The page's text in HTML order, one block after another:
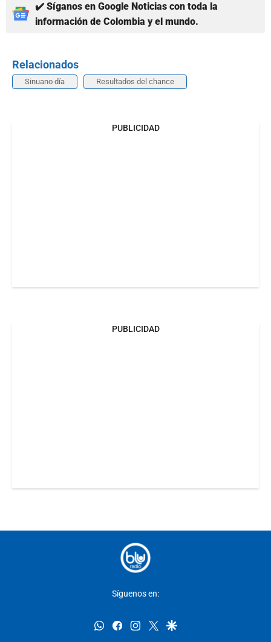
✔️ Síganos en Google Noticias con toda la
información de Colombia y el mundo.
Relacionados
Sinuano día Resultados del chance
PUBLICIDAD
PUBLICIDAD
Síguenos en:
whatsappfacebookinstagram
twittergoogle